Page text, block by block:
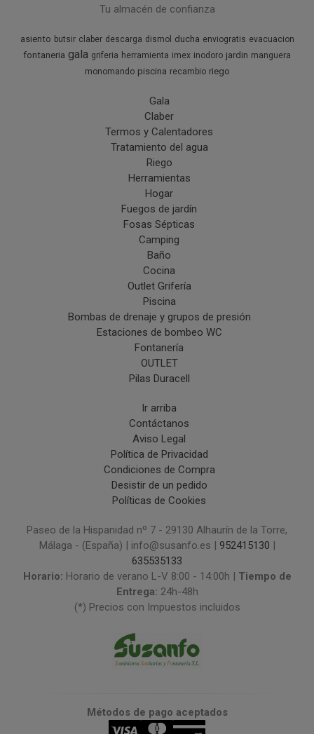
Tu almacén de confianza
asiento butsir claber descarga dismol ducha enviogratis evacuacion
fontaneria gala griferia herramienta imex inodoro jardin manguera
monomando piscina recambio riego
Gala
Claber
Termos y Calentadores
Tratamiento del agua
Riego
Herramientas
Hogar
Fuegos de jardín
Fosas Sépticas
Camping
Baño
Cocina
Outlet Grifería
Piscina
Bombas de drenaje y grupos de presión
Estaciones de bombeo WC
Fontanería
OUTLET
Pilas Duracell
Ir arriba
Contáctanos
Aviso Legal
Política de Privacidad
Condiciones de Compra
Desistir de un pedido
Políticas de Cookies
Paseo de la Hispanidad nº 7 - 29130 Alhaurín de la Torre,
Málaga - (España) | info@susanfo.es | 952415130 |
635535133
Horario: Horario de verano L-V 8:00 - 14:00h | Tiempo de
Entrega: 24h-48h
(*) Precios con Impuestos incluidos
Métodos de pago aceptados